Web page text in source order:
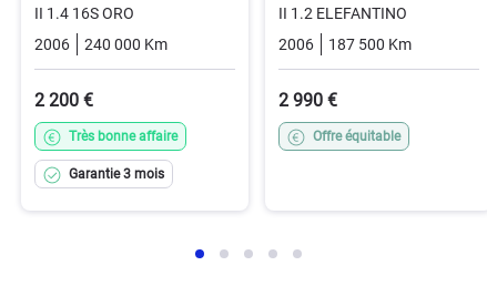
II 1.4 16S ORO
2006
240 000 Km Essence
2 200 €
Très bonne affaire
Garantie 3 mois
II 1.2 ELEFANTINO
2006
187 500 Km
2 990 €
Offre équitable